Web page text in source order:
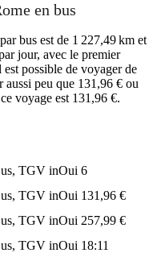
en bus
bus est de 1 227,49 km et
jour, avec le premier
possible de voyager de
peu que 131,96 € ou
voyage est 131,96 €.
TGV inOui 6
TGV inOui 131,96 €
TGV inOui 257,99 €
TGV inOui 18:11